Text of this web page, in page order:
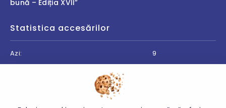
bună – Ediția XVII”
Statistica accesărilor
Azi:
9